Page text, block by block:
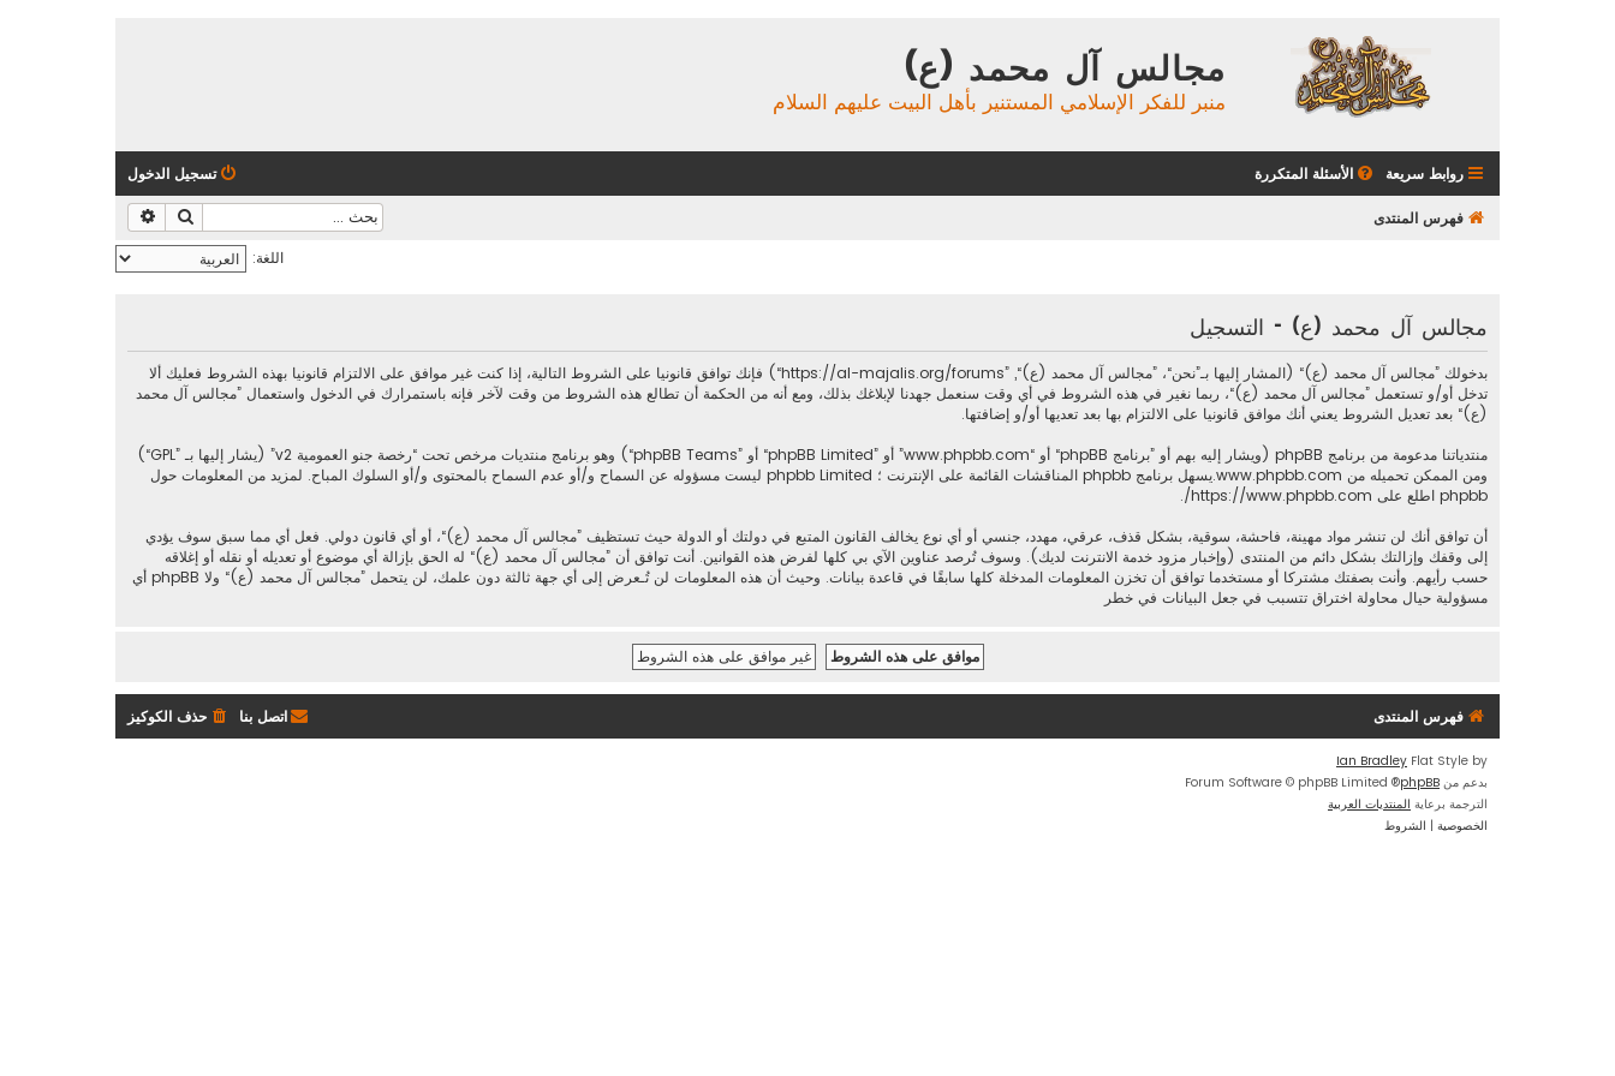
مجالس آل محمد (ع)
منبر للفكر الإسلامي المستنير بأهل البيت عليهم السلام
روابط سريعة الأسئلة المتكررة تسجيل الدخول
فهرس المنتدى بحث
اللغة:
مجالس آل محمد (ع) - التسجيل
بدخولك ”مجالس آل محمد (ع)“ (المشار إليها بـ”نحن“، ”مجالس آل محمد (ع)“, ”https://al-majalis.org/forums“) فإنك توافق قانونيا على الشروط التالية، إذا كنت غير موافق على الالتزام قانونيا بهذه الشروط فعليك ألا
تدخل أو/و تستعمل ”مجالس آل محمد (ع)“، ربما نغير في هذه الشروط في أي وقت سنعمل جهدنا لإبلاغك بذلك، ومع أنه من الحكمة أن تطالع هذه الشروط من وقت لآخر فإنه باستمرارك في الدخول واستعمال ”مجالس آل محمد
(ع)“ بعد تعديل الشروط يعني أنك موافق قانونيا على الالتزام بها بعد تعديها أو/و إضافتها.
منتدياتنا مدعومة من برنامج phpBB (ويشار إليه بهم أو ”برنامج phpBB“ أو “www.phpbb.com” أو ”phpBB Limited“ أو ”phpBB Teams“) وهو برنامج منتديات مرخص تحت “
رخصة جنو العمومية v2
” (يشار إليها بـ ”GPL“)
ومن الممكن تحميله من www.phpbb.com
.يسهل برنامج phpbb المناقشات القائمة على الإنترنت ؛ phpbb Limited ليست مسؤوله عن السماح و/أو عدم السماح بالمحتوى و/أو السلوك المباح. لمزيد من المعلومات حول
phpbb اطلع على
https://www.phpbb.com/
.
أن توافق أنك لن تنشر مواد مهينة، فاحشة، سوقية، بشكل قذف، عرقي، مهدد، جنسي أو أي نوع يخالف القانون المتبع في دولتك أو الدولة حيث تستظيف ”مجالس آل محمد (ع)“، أو أي قانون دولي. فعل أي مما سبق سوف يؤدي
إلى وقفك وإزالتك بشكل دائم من المنتدى (وإخبار مزود خدمة الانترنت لديك). وسوف تُرصد عناوين الآي بي كلها لفرض هذه القوانين. أنت توافق أن ”مجالس آل محمد (ع)“ له الحق بإزالة أي موضوع أو تعديله أو نقله أو إغلاقه
حسب رأيهم. وأنت بصفتك مشتركا أو مستخدما توافق أن تخزن المعلومات المدخلة كلها سابقًا في قاعدة بيانات. وحيث أن هذه المعلومات لن تُـعرض إلى أي جهة ثالثة دون علمك، لن يتحمل ”مجالس آل محمد (ع)“ ولا phpBB أي
مسؤولية حيال محاولة اختراق تتسبب في جعل البيانات في خطر
فهرس المنتدى حذف الكوكيز اتصل بنا
Flat Style by
Ian Bradley
بدعم من phpBB
® Forum Software © phpBB Limited
الترجمة برعاية المنتديات العربية
الخصوصية | الشروط